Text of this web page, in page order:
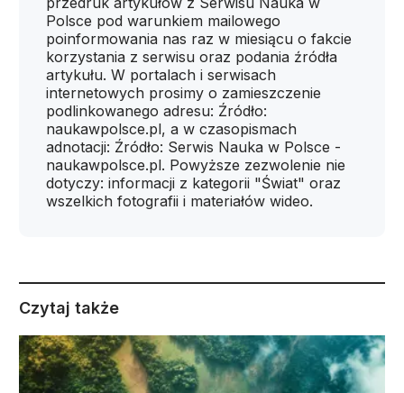
Polsce pod warunkiem mailowego
poinformowania nas raz w miesiącu o fakcie
korzystania z serwisu oraz podania źródła
artykułu. W portalach i serwisach
internetowych prosimy o zamieszczenie
podlinkowanego adresu: Źródło:
naukawpolsce.pl, a w czasopismach
adnotacji: Źródło: Serwis Nauka w Polsce -
naukawpolsce.pl. Powyższe zezwolenie nie
dotyczy: informacji z kategorii "Świat" oraz
wszelkich fotografii i materiałów wideo.
Czytaj także